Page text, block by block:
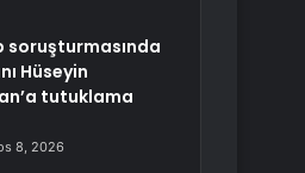
soruşturmasında
Hüseyin
tutuklama
8, 2026